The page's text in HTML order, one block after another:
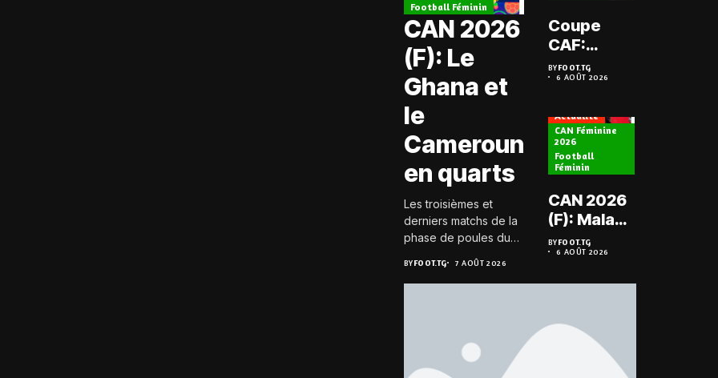
Football Féminin
CAN 2026
(F): Le
Ghana et
le
Cameroun
en quarts
Les troisièmes et
derniers matchs de la
phase de poules du
féminine 2026 se sont
joués le 6 août 2026 à
BYFOOT.TG 7 AOÛT 2026
Coupe
CAF:
L’ASKO du
Togo face
du Niger
BYFOOT.TG
6 AOÛT 2026
Actualité
CAN Féminine
2026
Football
Féminin
CAN 2026
(F): Malawi
historique,
le Nigeria
BYFOOT.TG
6 AOÛT 2026